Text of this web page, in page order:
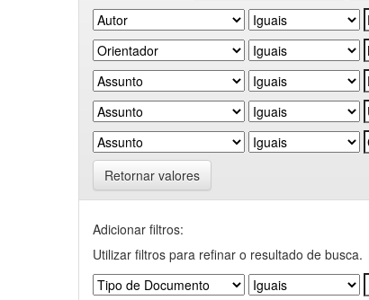
Retornar valores
Adicionar filtros:
Utilizar filtros para refinar o resultado de busca.